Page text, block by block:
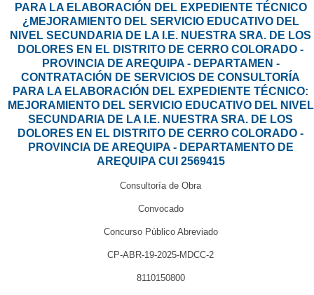
PARA LA ELABORACIÓN DEL EXPEDIENTE TÉCNICO
¿MEJORAMIENTO DEL SERVICIO EDUCATIVO DEL
NIVEL SECUNDARIA DE LA I.E. NUESTRA SRA. DE LOS
DOLORES EN EL DISTRITO DE CERRO COLORADO -
PROVINCIA DE AREQUIPA - DEPARTAMEN -
CONTRATACIÓN DE SERVICIOS DE CONSULTORÍA
PARA LA ELABORACIÓN DEL EXPEDIENTE TÉCNICO:
MEJORAMIENTO DEL SERVICIO EDUCATIVO DEL NIVEL
SECUNDARIA DE LA I.E. NUESTRA SRA. DE LOS
DOLORES EN EL DISTRITO DE CERRO COLORADO -
PROVINCIA DE AREQUIPA - DEPARTAMENTO DE
AREQUIPA CUI 2569415
Consultoría de Obra
Convocado
Concurso Público Abreviado
CP-ABR-19-2025-MDCC-2
8110150800